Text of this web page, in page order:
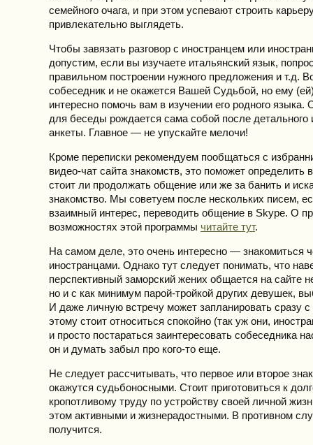
семейного очага, и при этом успевают строить
привлекательно выглядеть.
Чтобы завязать разговор с иностранцем или
допустим, если вы изучаете итальянский язык,
правильном построении нужного предложения и т.д.
собеседник и не окажется Вашей Судьбой, но ему
интересно помочь вам в изучении его родного
для беседы рождается сама собой после детального
анкеты. Главное — не упускайте мелочи!
Кроме переписки рекомендуем пообщаться с
видео-чат сайта знакомств, это поможет определить
стоит ли продолжать общение или же за банить и
знакомство. Мы советуем после нескольких писем,
взаимный интерес, переводить общение в Skype. О
возможностях этой программы читайте тут.
На самом деле, это очень интересно — знакомиться
иностранцами. Однако тут следует понимать, что
перспективный заморский жених общается на сайте
но и с как минимум парой-тройкой других девушек,
И даже личную встречу может запланировать сразу
этому стоит относиться спокойно (так уж они,
и просто постараться заинтересовать собеседника
он и думать забыл про кого-то еще.
Не следует рассчитывать, что первое или второе
окажутся судьбоносными. Стоит приготовиться к
кропотливому труду по устройству своей личной
этом активными и жизнерадостными. В противном
получится.